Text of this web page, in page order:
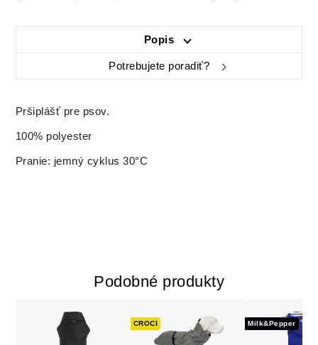
Popis
Potrebujete poradiť?
Pršiplášť pre psov.
100% polyester
Pranie: jemný cyklus 30°C
Podobné produkty
CROCI Milk&Pepper